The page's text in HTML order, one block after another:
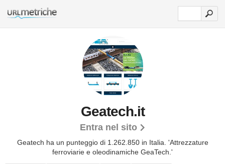
Geatech.it
Entra nel sito
Geatech ha un punteggio di 1.262.850 in Italia. 'Attrezzature
ferroviarie e oleodinamiche GeaTech.'